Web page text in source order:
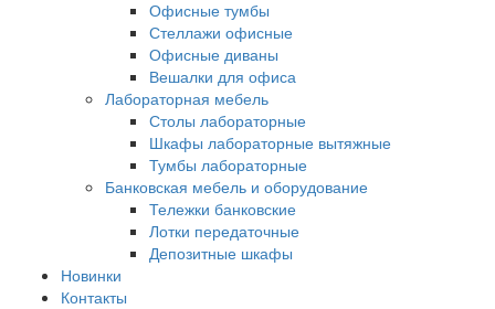
Офисные тумбы
Стеллажи офисные
Офисные диваны
Вешалки для офиса
Лабораторная мебель
Столы лабораторные
Шкафы лабораторные вытяжные
Тумбы лабораторные
Банковская мебель и оборудование
Тележки банковские
Лотки передаточные
Депозитные шкафы
Новинки
Контакты